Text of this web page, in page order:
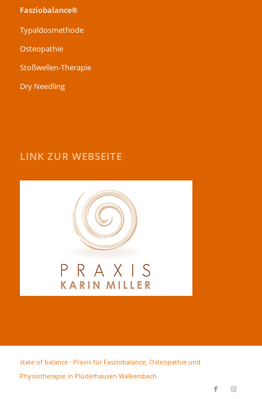
Fasziobalance®
Typaldosmethode
Osteopathie
Stoßwellen-Therapie
Dry Needling
LINK ZUR WEBSEITE
state of balance · Praxis für Fasziobalance, Osteopathie und
Physiotherapie in Plüderhausen Walkersbach